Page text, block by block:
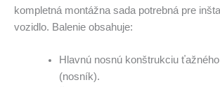
kompletná montážna sada potrebná pre
vozidlo. Balenie obsahuje:
Hlavnú nosnú konštrukciu
(nosník).